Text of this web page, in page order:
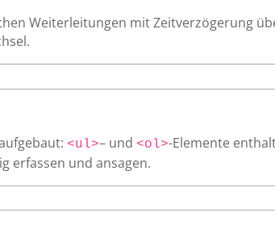
Weiterleitungen mit Zeitverzögerung
<ul>– und <ol>-Elemente
erfassen und ansagen.